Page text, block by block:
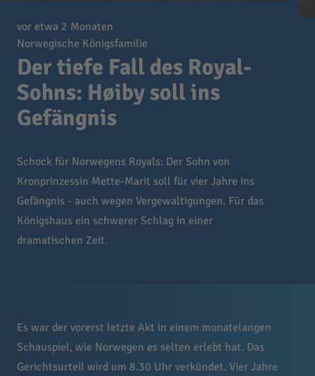
vor etwa 2 Monaten
Norwegische Königsfamilie
Der tiefe Fall des Royal-
Sohns: Høiby soll ins
Gefängnis
Schock für Norwegens Royals: Der Sohn von
Kronprinzessin Mette-Marit soll für vier Jahre ins
Gefängnis - auch wegen Vergewaltigungen. Für das
Königshaus ein schwerer Schlag in einer
dramatischen Zeit.
Es war der vorerst letzte Akt in einem monatelangen
Schauspiel, wie Norwegen es selten erlebt hat. Das
Gerichtsurteil wird um 8.30 Uhr verkündet. Vier Jahre